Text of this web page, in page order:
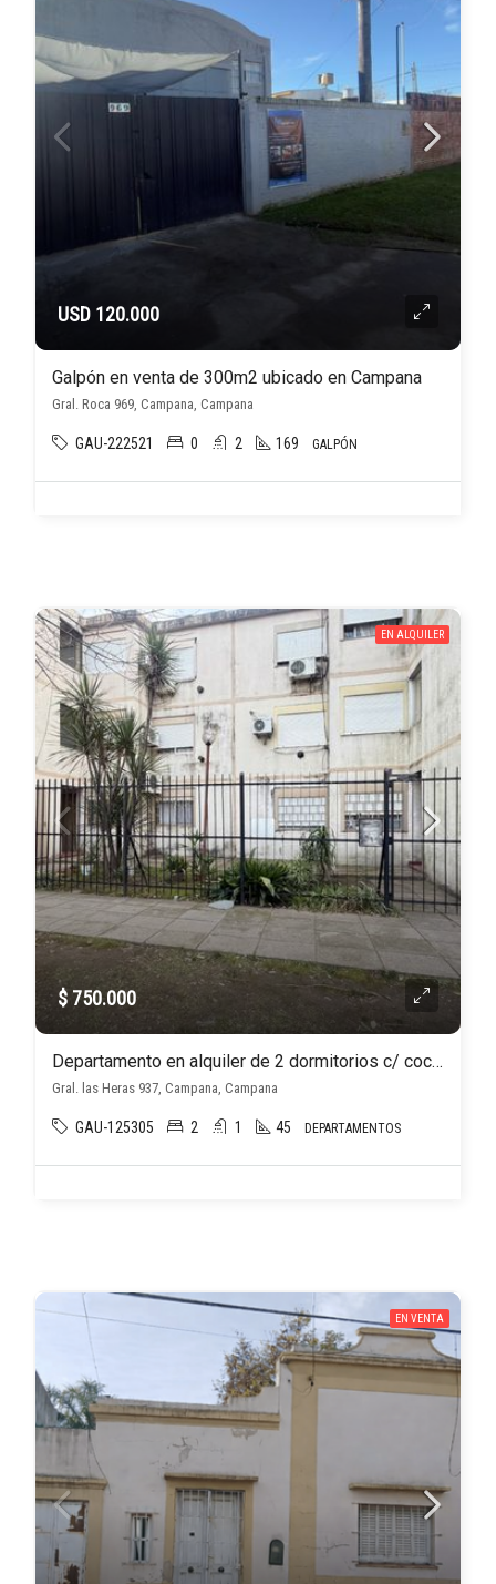
USD 120.000
Galpón en venta de 300m2 ubicado en Campana
Gral. Roca 969, Campana, Campana
GAU-222521 0 2 169 GALPÓN
EN ALQUILER
$ 750.000
Departamento en alquiler de 2 dormitorios c/ cochera en Campana
Gral. las Heras 937, Campana, Campana
GAU-125305 2 1 45 DEPARTAMENTOS
EN VENTA